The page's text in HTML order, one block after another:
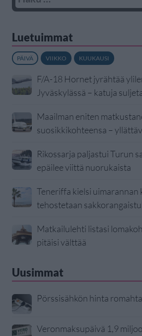
Luetuimmat
PÄIVÄ VIIKKO KUUKAUSI
F/A-18 Hornet jyrähtää
Jyväskylässä – katuja
Maailman eniten
suosikkikohteensa –
Rikossarja paljastui Turun
epäilee viittä nuorukaista
Teneriffa kielsi uimarannan
tehostetaan
Matkailulehti listasi
pitäisi välttää
Uusimmat
Pörssisähkön hinta
Veronmaksupäivä 1,9